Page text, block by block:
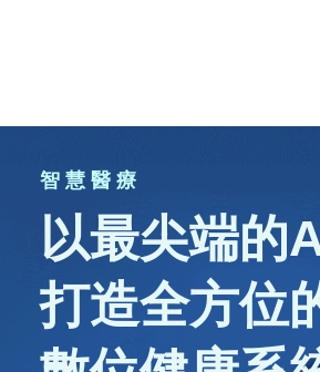
智 慧 醫 療
以最尖端的
打造全方位